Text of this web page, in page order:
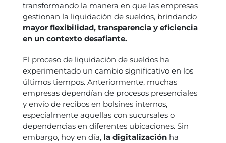
transformando la manera en que las empresas
gestionan la liquidación de sueldos, brindando
mayor flexibilidad, transparencia y eficiencia
en un contexto desafiante.
El proceso de liquidación de sueldos ha
experimentado un cambio significativo en los
últimos tiempos. Anteriormente, muchas
empresas dependían de procesos presenciales
y envío de recibos en bolsines internos,
especialmente aquellas con sucursales o
dependencias en diferentes ubicaciones. Sin
embargo, hoy en día, la digitalización ha